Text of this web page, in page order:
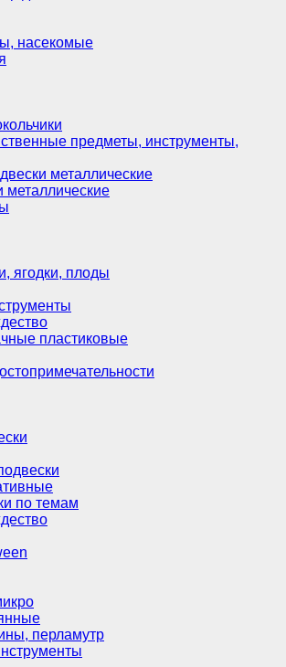
насекомые
предметы, инструменты,
металлические
металлические
ягодки, плоды
пластиковые
по темам
перламутр